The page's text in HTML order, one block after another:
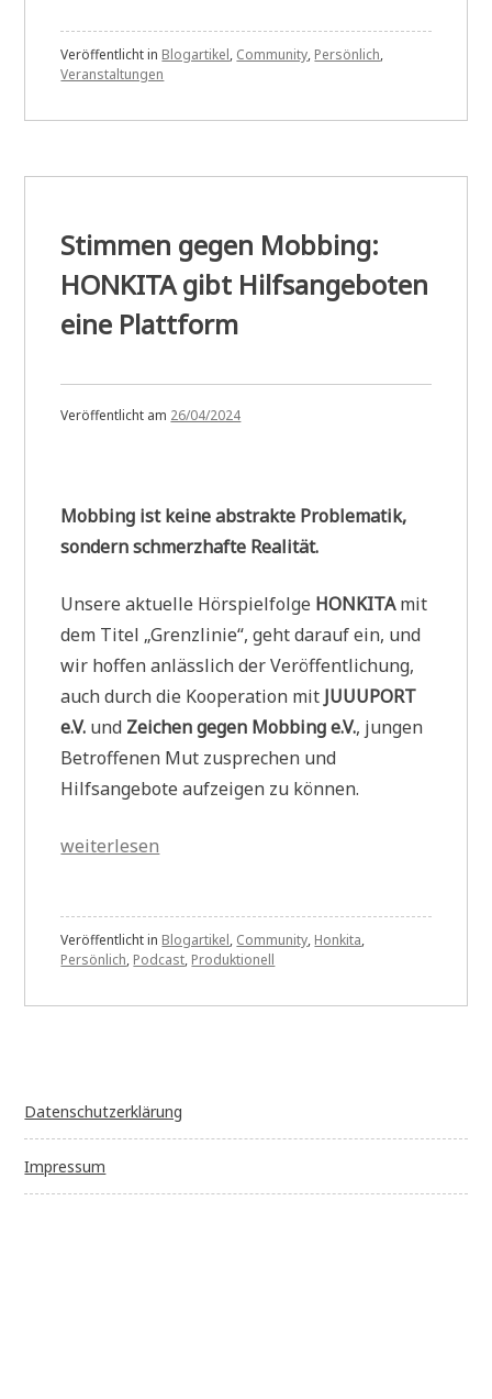
Fairplay:
theurich-
der
Warrior
2025“
Veröffentlicht in Blogartikel, Community, Persönlich,
Veranstaltungen
Stimmen gegen Mobbing:
HONKITA gibt Hilfsangeboten
eine Plattform
Veröffentlicht am 26/04/2024
Mobbing ist keine abstrakte Problematik,
sondern schmerzhafte Realität.
Unsere aktuelle Hörspielfolge HONKITAmit
dem Titel „Grenzlinie“, geht darauf ein, und
wir hoffen anlässlich der Veröffentlichung,
auch durch die Kooperation mit JUUUPORT
e.V. und Zeichen gegen Mobbing e.V., jungen
Betroffenen Mut zusprechen und
Hilfsangebote aufzeigen zu können.
„Stimmen
HONKITA
gibt
Hilfsangeboten
weiterlesen
Veröffentlicht in Blogartikel, Community, Honkita,
Persönlich, Podcast, Produktionell
Datenschutzerklärung
Impressum